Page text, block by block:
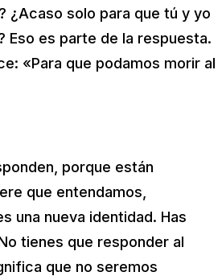
¿Acaso solo para que tú y yo
Eso es parte de la respuesta.
«Para que podamos morir al
porque están
que entendamos,
una nueva identidad. Has
tienes que responder al
que no seremos